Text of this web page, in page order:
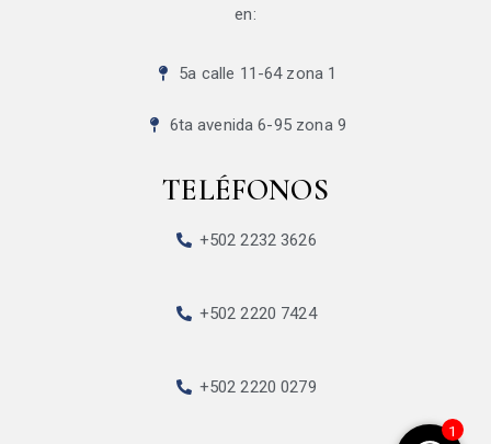
en:
5a calle 11-64 zona 1
6ta avenida 6-95 zona 9
TELÉFONOS
+502 2232 3626
+502 2220 7424
+502 2220 0279
1